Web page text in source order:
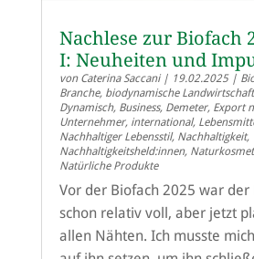
Nachlese zur Biofach
I: Neuheiten und
von Caterina Saccani| 19.02.2025|
Branche, biodynamische Landwirtschaft
Dynamisch, Business, Demeter, Export
Unternehmer, international,
Nachhaltiger Lebensstil, Nachhaltigkeit,
Nachhaltigkeitsheld:innen,
Natürliche Produkte
Vor der Biofach 2025 war der
schon relativ voll, aber jetzt
allen Nähten. Ich musste